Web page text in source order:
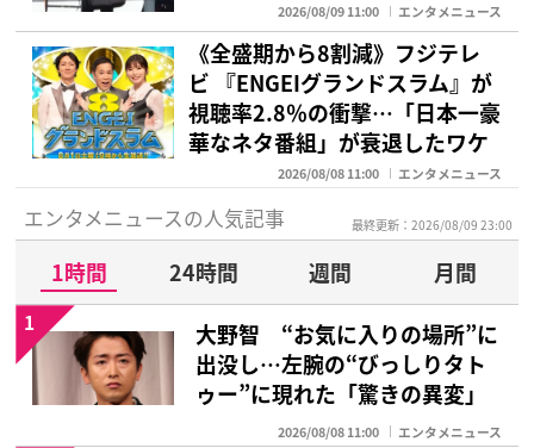
2026/08/09 11:00 エンタメニュース
《全盛期から8割減》フジテレ
ビ 『ENGEIグランドスラム』が
視聴率2.8％の衝撃…「日本一豪
華なネタ番組」が衰退したワケ
2026/08/08 11:00 エンタメニュース
エンタメニュースの人気記事 最終更新：2026/08/09 23:00
1時間 24時間 週間
月間
大野智 “お気に入りの場所”に
出没し…左腕の“びっしりタト
ゥー”に現れた「驚きの異変」
2026/08/08 11:00 エンタメニュース
1